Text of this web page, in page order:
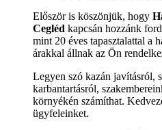
Először is köszönjük, hogy
Cegléd kapcsán hozzánk
mint 20 éves tapasztalattal a
árakkal állnak az Ön
Legyen szó kazán javításról,
karbantartásról,
környékén számíthat.
ügyfeleinket.